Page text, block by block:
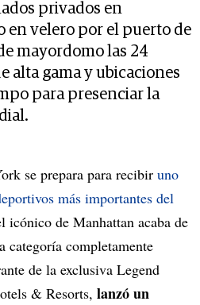
privados en
en velero por el puerto de
mayordomo las 24
alta gama y ubicaciones
para presenciar la
se prepara para recibir uno
más importantes del
icónico de Manhattan acaba de
categoría completamente
de la exclusiva Legend
& Resorts, lanzó un